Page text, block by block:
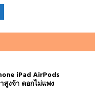
iPad AirPods
สูงจ้า ดอกไม่แพง